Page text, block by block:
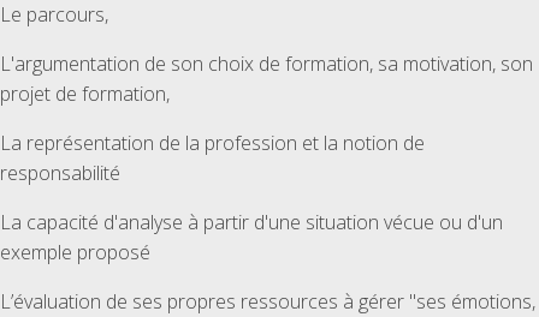
Le parcours,
L'argumentation de son choix de formation, sa motivation, son
projet de formation,
La représentation de la profession et la notion de
responsabilité
La capacité d'analyse à partir d'une situation vécue ou d'un
exemple proposé
L’évaluation de ses propres ressources à gérer "ses émotions,